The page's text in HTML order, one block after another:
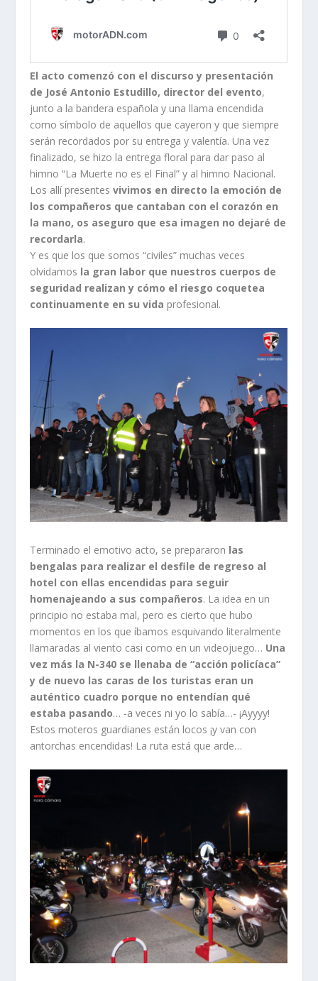
El acto comenzó con el discurso y presentación
de José Antonio Estudillo, director del evento,
junto a la bandera española y una llama encendida
como símbolo de aquellos que cayeron y que siempre
serán recordados por su entrega y valentía. Una vez
finalizado, se hizo la entrega floral para dar paso al
himno “La Muerte no es el Final” y al himno Nacional.
Los allí presentesvivimos en directo la emoción de
los compañeros que cantaban con el corazón en
la mano, os aseguro que esa imagen no dejaré de
recordarla.
Y es que los que somos “civiles” muchas veces
olvidamos la gran labor que nuestros cuerpos de
seguridad realizan y cómo el riesgo coquetea
continuamente en su vida profesional.
Terminado el emotivo acto, se prepararon las
bengalas para realizar el desfile de regreso al
hotel con ellas encendidas para seguir
homenajeando a sus compañeros. La idea en un
principio no estaba mal, pero es cierto que hubo
momentos en los que íbamos esquivando literalmente
llamaradas al viento casi como en un videojuego… Una
vez más la N-340 se llenaba de “acción policíaca”
y de nuevo las caras de los turistas eran un
auténtico cuadro porque no entendían qué
estaba pasando… -a veces ni yo lo sabía…- ¡Ayyyy!
Estos moteros guardianes están locos ¡y van con
antorchas encendidas! La ruta está que arde…